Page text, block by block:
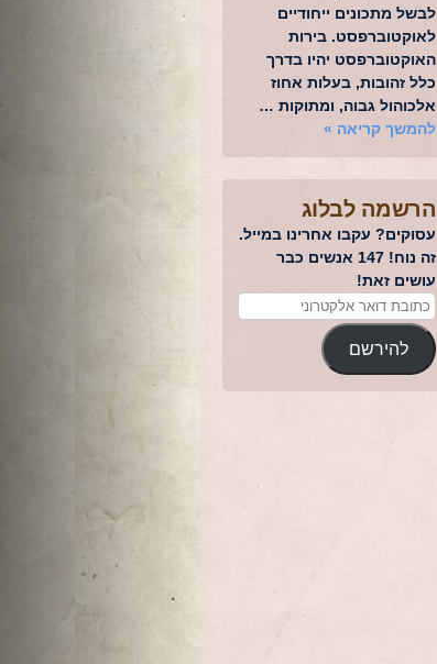
לבשל מתכונים ייחודיים
לאוקטוברפסט. בירות
האוקטוברפסט יהיו בדרך
כלל זהובות, בעלות אחוז
אלכוהול גבוה, ומתוקות …
להמשך קריאה »
הרשמה לבלוג
עסוקים? עקבו אחרינו במייל.
זה נוח! 147 אנשים כבר
עושים זאת!
להירשם